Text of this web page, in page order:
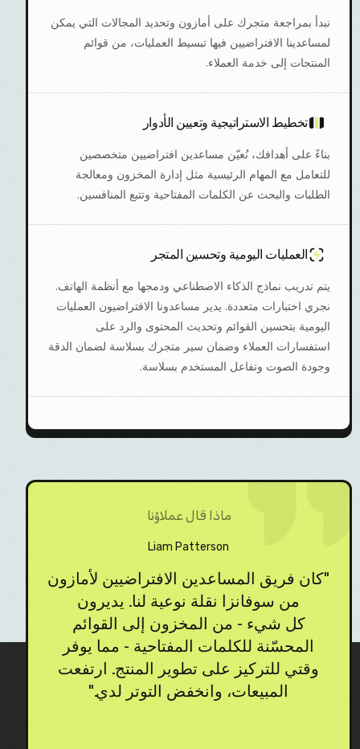
نبدأ بمراجعة متجرك على أمازون وتحديد المجالات التي يمكن
لمساعدينا الافتراضيين فيها تبسيط العمليات، من قوائم
المنتجات إلى خدمة العملاء.
تخطيط الاستراتيجية وتعيين الأدوار
بناءً على أهدافك، نُعيّن مساعدين افتراضيين متخصصين
للتعامل مع المهام الرئيسية مثل إدارة المخزون ومعالجة
الطلبات والبحث عن الكلمات المفتاحية وتتبع المنافسين.
العمليات اليومية وتحسين المتجر
يتم تدريب نماذج الذكاء الاصطناعي ودمجها مع أنظمة الهاتف.
نجري اختبارات متعددة. يدير مساعدونا الافتراضيون العمليات
اليومية بتحسين القوائم وتحديث المحتوى والرد على
استفسارات العملاء وضمان سير متجرك بسلاسة لضمان الدقة
وجودة الصوت وتفاعل المستخدم بسلاسة.
ماذا قال عملاؤنا
Liam Patterson
"كان فريق المساعدين الافتراضيين لأمازون
من سوفانزا نقلة نوعية لنا. يديرون
كل شيء - من المخزون إلى القوائم
المحسّنة للكلمات المفتاحية - مما يوفر
وقتي للتركيز على تطوير المنتج. ارتفعت
المبيعات، وانخفض التوتر لدي."